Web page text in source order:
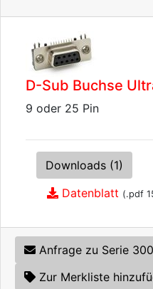
D-Sub Buchse
9 oder 25 Pin
Downloads (1)
Datenblatt (.pdf
Anfrage zu Serie
Zur Merkliste